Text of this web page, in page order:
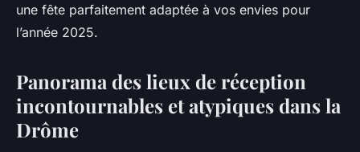
une fête parfaitement adaptée à vos envies pour
l’année 2025.
Panorama des lieux de réception
incontournables et atypiques dans la
Drôme